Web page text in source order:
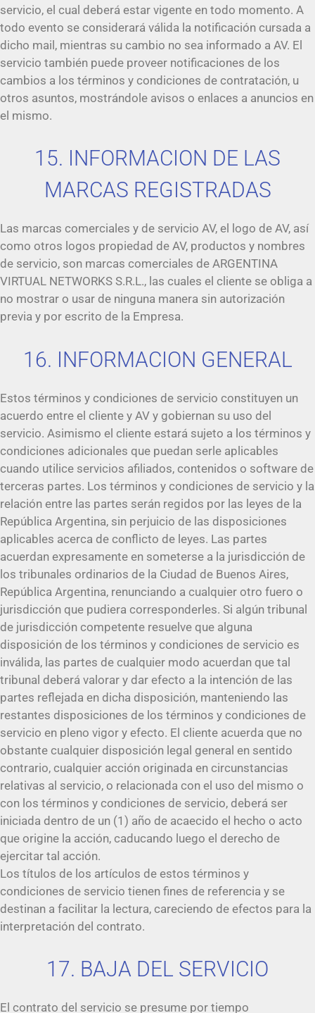
servicio, el cual deberá estar vigente en todo momento. A
todo evento se considerará válida la notificación cursada a
dicho mail, mientras su cambio no sea informado a AV. El
servicio también puede proveer notificaciones de los
cambios a los términos y condiciones de contratación, u
otros asuntos, mostrándole avisos o enlaces a anuncios en
el mismo.
15. INFORMACION DE LAS
MARCAS REGISTRADAS
Las marcas comerciales y de servicio AV, el logo de AV, así
como otros logos propiedad de AV, productos y nombres
de servicio, son marcas comerciales de ARGENTINA
VIRTUAL NETWORKS S.R.L., las cuales el cliente se obliga a
no mostrar o usar de ninguna manera sin autorización
previa y por escrito de la Empresa.
16. INFORMACION GENERAL
Estos términos y condiciones de servicio constituyen un
acuerdo entre el cliente y AV y gobiernan su uso del
servicio. Asimismo el cliente estará sujeto a los términos y
condiciones adicionales que puedan serle aplicables
cuando utilice servicios afiliados, contenidos o software de
terceras partes. Los términos y condiciones de servicio y la
relación entre las partes serán regidos por las leyes de la
República Argentina, sin perjuicio de las disposiciones
aplicables acerca de conflicto de leyes. Las partes
acuerdan expresamente en someterse a la jurisdicción de
los tribunales ordinarios de la Ciudad de Buenos Aires,
República Argentina, renunciando a cualquier otro fuero o
jurisdicción que pudiera corresponderles. Si algún tribunal
de jurisdicción competente resuelve que alguna
disposición de los términos y condiciones de servicio es
inválida, las partes de cualquier modo acuerdan que tal
tribunal deberá valorar y dar efecto a la intención de las
partes reflejada en dicha disposición, manteniendo las
restantes disposiciones de los términos y condiciones de
servicio en pleno vigor y efecto. El cliente acuerda que no
obstante cualquier disposición legal general en sentido
contrario, cualquier acción originada en circunstancias
relativas al servicio, o relacionada con el uso del mismo o
con los términos y condiciones de servicio, deberá ser
iniciada dentro de un (1) año de acaecido el hecho o acto
que origine la acción, caducando luego el derecho de
ejercitar tal acción.
Los títulos de los artículos de estos términos y
condiciones de servicio tienen fines de referencia y se
destinan a facilitar la lectura, careciendo de efectos para la
interpretación del contrato.
17. BAJA DEL SERVICIO
El contrato del servicio se presume por tiempo